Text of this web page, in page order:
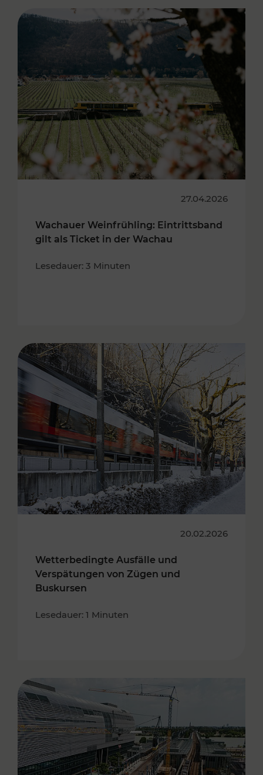
27.04.2026
Wachauer Weinfrühling: Eintrittsband
gilt als Ticket in der Wachau
Lesedauer: 3 Minuten
20.02.2026
Wetterbedingte Ausfälle und
Verspätungen von Zügen und
Buskursen
Lesedauer: 1 Minuten